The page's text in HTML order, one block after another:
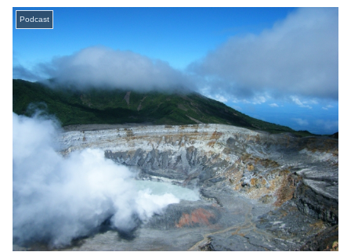
Podcast